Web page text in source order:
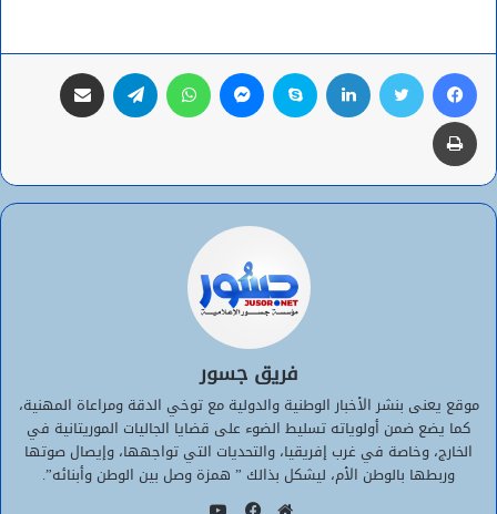
فيسبوك تويتر لينكدإن سكايب ماسنجر واتساب تيلقرام
طباعة
فريق جسور
موقع يعنى بنشر الأخبار الوطنية والدولية مع توخي الدقة ومراعاة المهنية،
كما يضع ضمن أولوياته تسليط الضوء على قضايا الجاليات الموريتانية في
الخارج، وخاصة في غرب إفريقيا، والتحديات التي تواجهها، وإيصال صوتها
وربطها بالوطن الأم، ليشكل بذالك ” همزة وصل بين الوطن وأبنائه”.